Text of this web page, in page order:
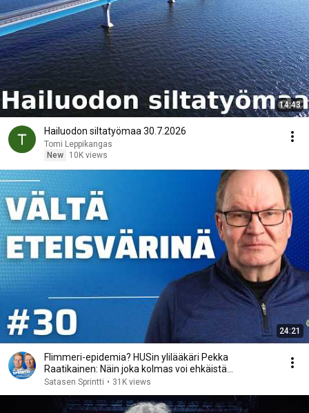
14:43
Hailuodon siltatyömaa 30.7.2026
Tomi Leppikangas
New
10K views
24:21
Flimmeri-epidemia? HUSin ylilääkäri Pekka
Raatikainen: Näin joka kolmas voi ehkäistä
eteisvärinän
Satasen Sprintti • 31K views